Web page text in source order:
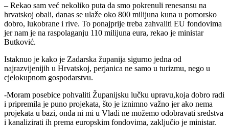
– Rekao sam već nekoliko puta da smo pokrenuli renesansu na
hrvatskoj obali, danas se ulaže oko 800 milijuna kuna u pomorsko
dobro, lukobrane i rive. To ponajprije treba zahvaliti EU fondovima
jer nam je na raspolaganju 110 milijuna eura, rekao je ministar
Butković.
Istaknuo je kako je Zadarska županija sigurno jedna od
najrazvijenijih u Hrvatskoj, perjanica ne samo u turizmu, nego u
cjelokupnom gospodarstvu.
-Moram posebice pohvaliti Županijsku lučku upravu,koja dobro radi
i pripremila je puno projekata, što je iznimno važno jer ako nema
projekata u bazi, onda ni mi u Vladi ne možemo odobravati sredstva
i kanalizirati ih prema europskim fondovima, zaključio je ministar.